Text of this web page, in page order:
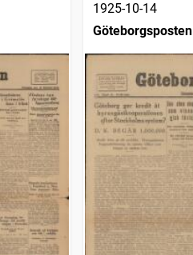
1925-10-14
Göteborgsposten